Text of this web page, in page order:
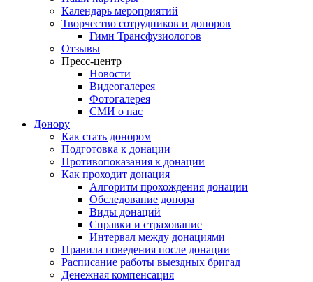
Календарь мероприятий
Творчество сотрудников и доноров
Гимн Трансфузиологов
Отзывы
Пресс-центр
Новости
Видеогалерея
Фотогалерея
СМИ о нас
Донору
Как стать донором
Подготовка к донации
Противопоказания к донации
Как проходит донация
Алгоритм прохождения донации
Обследование донора
Виды донаций
Справки и страхование
Интервал между донациями
Правила поведения после донации
Расписание работы выездных бригад
Денежная компенсация